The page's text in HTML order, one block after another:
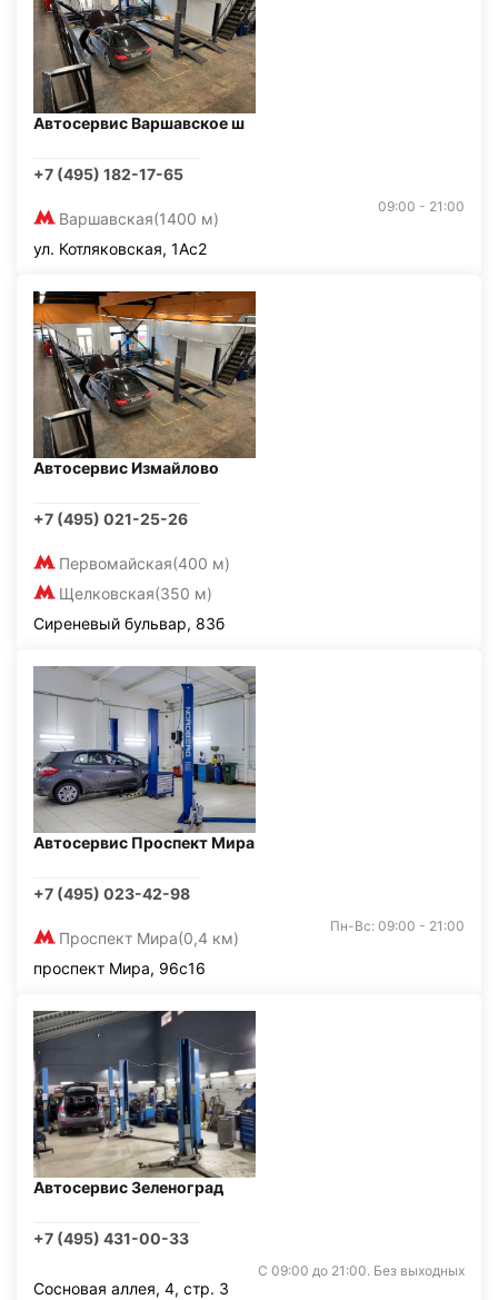
Автосервис Варшавское ш
+7 (495) 182-17-65
Варшавская(1400 м)
09:00 - 21:00
ул. Котляковская, 1Ас2
Автосервис Измайлово
+7 (495) 021-25-26
Первомайская(400 м)
Щелковская(350 м)
Сиреневый бульвар, 83б
Автосервис Проспект Мира
+7 (495) 023-42-98
Проспект Мира(0,4 км)
Пн-Вс: 09:00 - 21:00
проспект Мира, 96с16
Автосервис Зеленоград
+7 (495) 431-00-33
С 09:00 до 21:00. Без выходных
Сосновая аллея, 4, стр. 3